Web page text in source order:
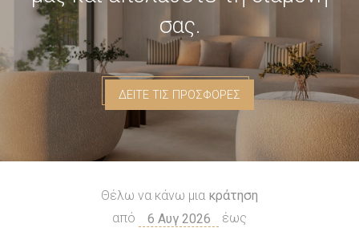
σας.
ΔΕΙΤΕ ΤΙΣ ΠΡΟΣΦΟΡΕΣ
Θέλω να κάνω μια κράτηση
από
έως